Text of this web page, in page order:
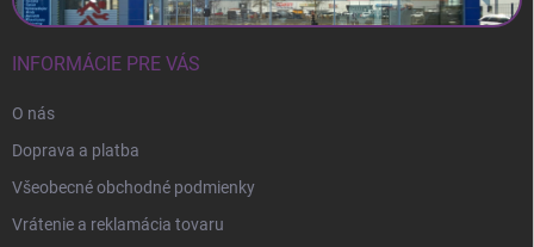
INFORMÁCIE PRE VÁS
O nás
Doprava a platba
Všeobecné obchodné podmienky
Vrátenie a reklamácia tovaru